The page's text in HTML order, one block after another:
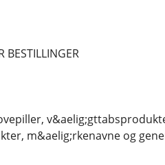
BESTILLINGER
m&aelig;rkenavne og